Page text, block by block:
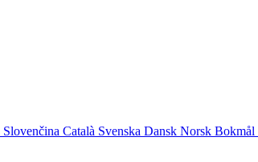
Slovenčina Català Svenska Dansk Norsk Bokmål